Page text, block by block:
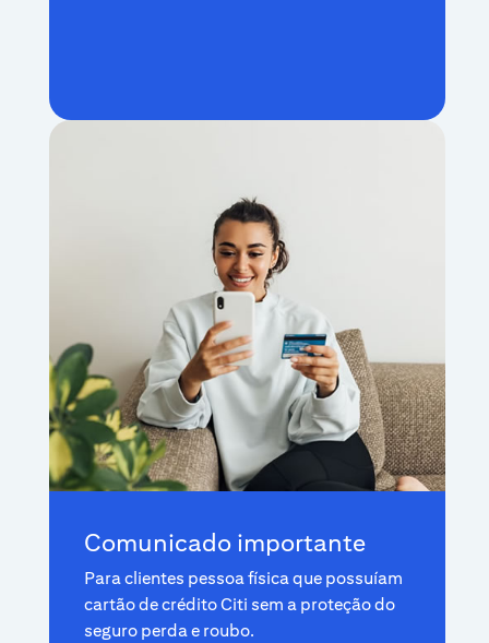
Comunicado importante
Para clientes pessoa física que possuíam
cartão de crédito Citi sem a proteção do
seguro perda e roubo.